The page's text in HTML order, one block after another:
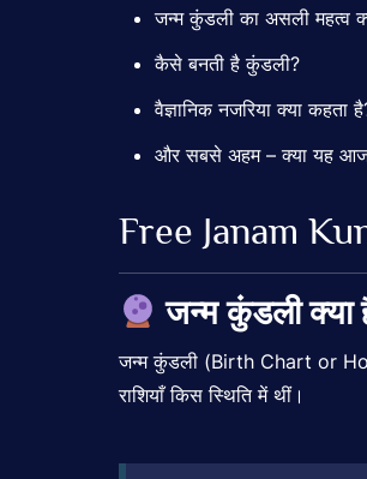
जन्मकुंडलीका असलीमहत्व
कैसेबनतीहैकुंडली?
वैज्ञानिकनजरियाक्याकहता
औरसबसे अहम –क्यायह
Free Janam
जन्मकुंडलीक्या
जन्मकुंडली (Birth Chart or
राशियाँकिसस्थितिमें थीं।